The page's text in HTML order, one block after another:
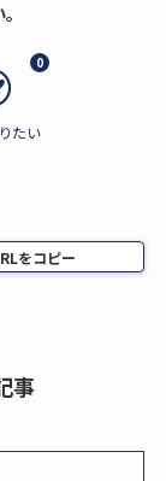
0
たい
をコピー
事